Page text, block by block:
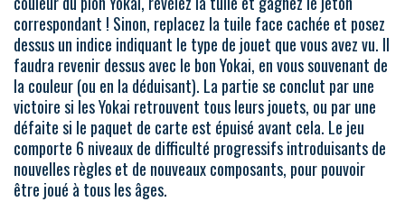
correspondant ! Sinon, replacez la tuile face cachée et posez
dessus un indice indiquant le type de jouet que vous avez vu. Il
faudra revenir dessus avec le bon Yokai, en vous souvenant de
la couleur (ou en la déduisant). La partie se conclut par une
victoire si les Yokai retrouvent tous leurs jouets, ou par une
défaite si le paquet de carte est épuisé avant cela. Le jeu
comporte 6 niveaux de difficulté progressifs introduisants de
nouvelles règles et de nouveaux composants, pour pouvoir
être joué à tous les âges.